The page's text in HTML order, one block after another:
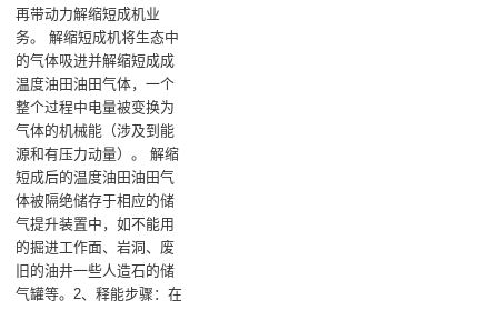
再带动力解缩短成机业
务‌。 解缩短成机将生态中
的气体吸进并解缩短成成
温度油田油田气体，一个
整个过程中电量被变换为
气体的机械能（涉及到能
源和有压力动量）‌。 解缩
短成后的温度油田油田气
体被隔绝储存于相应的储
气提升装置中，如不能用
的掘进工作面、岩洞、废
旧的油井一些人造石的储
气罐等‌。‌2、释能步骤‌：在